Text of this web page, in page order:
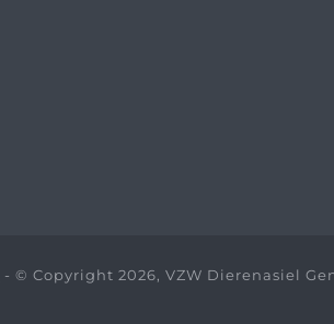
- © Copyright 2026, VZW Dierenasiel